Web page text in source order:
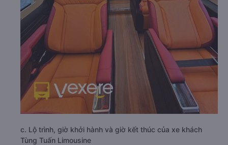
c. Lộ trình, giờ khởi hành và giờ kết thúc của xe khách
Tùng Tuấn Limousine